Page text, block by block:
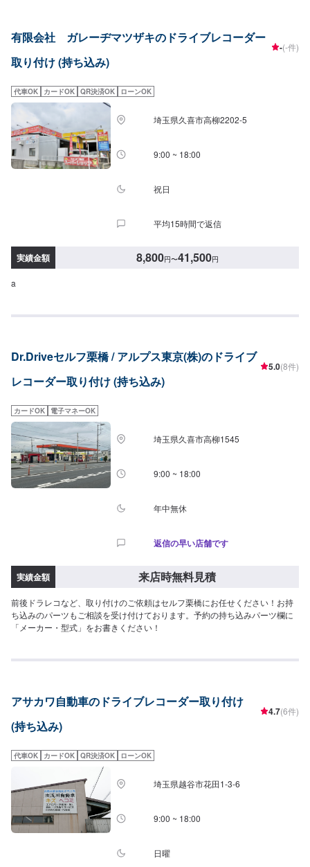
にてお伝えください。他店購入車の対応も、輸入車の対応も、クルマの購入
もいろいろ、説明力も対応力も！1969年に創業して以来、50年以上この地で
お店を営業させていただいております。チェーン店への加盟、地元の皆様の
届けられるよう、新しいお店のオープンも進んでおります。
有限会社 ガレーヂマツザキのドライブレコーダー
取り付け (持ち込み)
-(-件)
代車OK カードOK QR決済OK ローンOK
埼玉県久喜市高柳2202-5
9:00 ~ 18:00
祝日
平均15時間で返信
実績金額 8,800円〜41,500円
a
Dr.Driveセルフ栗橋 / アルプス東京(株)のドライブ
レコーダー取り付け (持ち込み)
5.0(8件)
カードOK 電子マネーOK
埼玉県久喜市高柳1545
9:00 ~ 18:00
年中無休
返信の早い店舗です
実績金額 来店時無料見積
前後ドラレコなど、取り付けのご依頼はセルフ栗橋にお任せください！お持
ち込みのパーツもご相談を受け付けております。予約の持ち込みパーツ欄に
「メーカー・型式」をお書きください！
アサカワ自動車のドライブレコーダー取り付け
(持ち込み)
4.7(6件)
代車OK カードOK QR決済OK ローンOK
埼玉県越谷市花田1-3-6
9:00 ~ 18:00
日曜